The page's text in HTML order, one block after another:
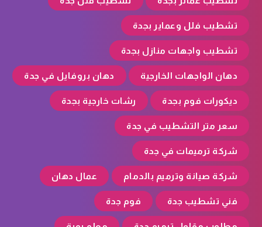
تشطيب فلل وعماير بجدة
تشطيب واجهات منازل بجدة
دهان الواجهات الخارجية دهان بروفايل في جدة
ديكورات فوم بجدة رشات خارجية بجدة
سعر متر التشطيب في جدة
شركة ترميمات في جدة
شركة صيانة وترميم بالدمام عمال دهان
فني تشطيب جدة فوم جدة